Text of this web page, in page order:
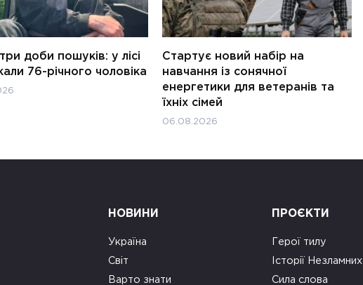
доби пошуків: у лісі
76-річного чоловіка
Стартує новий набір на
навчання із сонячної
енергетики для ветеранів та
їхніх сімей
06.08.2026
НОВИНИ
Україна
Світ
Варто знати
ПРОЄКТИ
Герої тилу
Історії Незламних
Сила слова